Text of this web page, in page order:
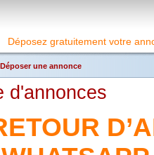
Déposez gratuitement votre
Déposer une annonce
d'annonces